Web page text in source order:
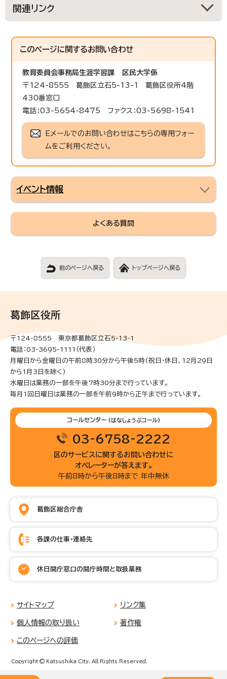
関連リンク
このページに関するお問い合わせ
教育委員会事務局生涯学習課
区民大学係
〒124-8555 葛飾区立石5-13-1 葛飾区役所4階
430番窓口
電話：03-5654-8475 ファクス：03-5698-1541
Eメールでのお問い合わせはこちらの専用フォー
ムをご利用ください。
イベント情報
よくある質問
前のページへ戻る トップページへ戻る
葛飾区役所
〒124-8555 東京都葛飾区立石5-13-1
電話：03-3695-1111（代表）
月曜日から金曜日の午前8時30分から午後5時(祝日・休日、12月29日
から1月3日を除く)
水曜日は業務の一部を午後7時30分まで行っています。
毎月1回日曜日は業務の一部を午前9時から正午まで行っています。
コールセンター (はなしょうぶコール)
03-6758-2222
区のサービスに関するお問い合わせに
オペレーターが答えます。
午前8時から午後8時まで 年中無休
葛飾区総合庁舎
各課の仕事・連絡先
休日開庁窓口の開庁時間と取扱業務
サイトマップ リンク集
個人情報の取り扱い 著作権
このページへの評価
Copyright © Katsushika City, All Rights Reserved.